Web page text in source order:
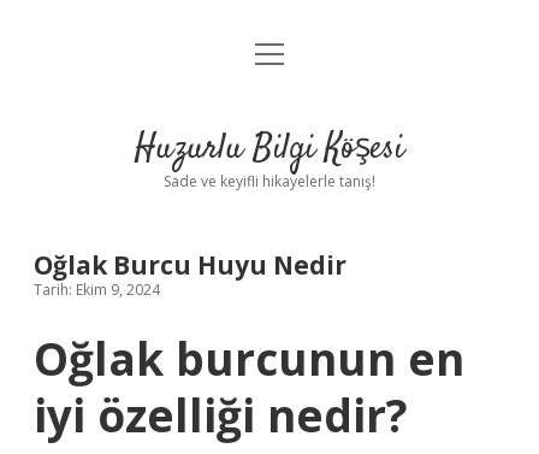
Anasayfa
Yasal Uyarı
menüyü
Huzurlu Bilgi Köşesi
Sade ve keyifli hikayelerle tanış!
Oğlak Burcu Huyu Nedir
Tarih: Ekim 9, 2024
Oğlak burcunun en
iyi özelliği nedir?